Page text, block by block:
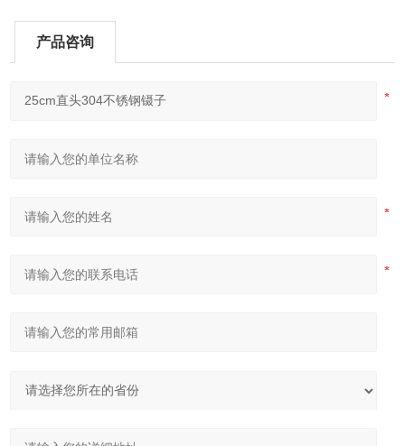
产品咨询